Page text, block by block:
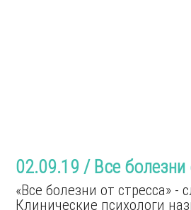
02.09.19 / Все болезни
«Все болезни от стресса» -
Клинические психологи